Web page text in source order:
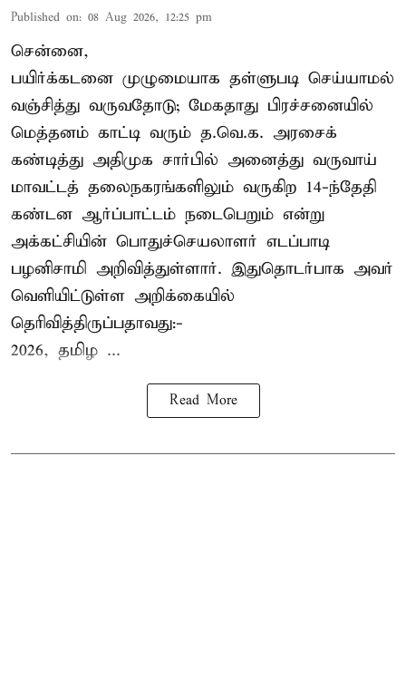
Published on: 08 Aug 2026, 12:25 pm
சென்னை,
பயிர்க்கடனை முழுமையாக தள்ளுபடி செய்யாமல்
வஞ்சித்து வருவதோடு; மேகதாது பிரச்சனையில்
மெத்தனம் காட்டி வரும் த.வெ.க. அரசைக்
கண்டித்து அதிமுக சார்பில் அனைத்து வருவாய்
மாவட்டத் தலைநகரங்களிலும் வருகிற 14-ந்தேதி
கண்டன ஆர்ப்பாட்டம் நடைபெறும் என்று
அக்கட்சியின் பொதுச்செயலாளர் எடப்பாடி
பழனிசாமி அறிவித்துள்ளார். இதுதொடர்பாக அவர்
வெளியிட்டுள்ள அறிக்கையில்
தெரிவித்திருப்பதாவது:-
2026, தமிழ ...
Read More